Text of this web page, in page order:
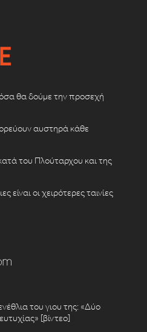
θα δούμε την προσεχή
αυστηρά κάθε
του Πλούταρχου και της
οι χειρότερες ταινίες
του γιου της: «Δύο
[βίντεο]